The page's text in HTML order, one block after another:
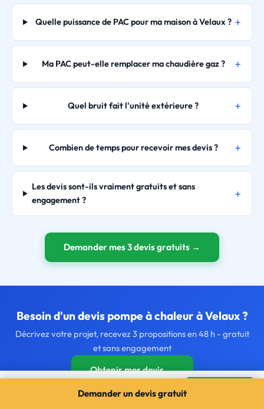
Quelle puissance de PAC pour ma maison à Velaux ?
Ma PAC peut-elle remplacer ma chaudière gaz ?
Quel bruit fait l'unité extérieure ?
Combien de temps pour recevoir mes devis ?
Les devis sont-ils vraiment gratuits et sans
engagement ?
Demander mes 3 devis gratuits →
Besoin d'un devis pompe à chaleur à Velaux ?
Décrivez votre projet, recevez 3 propositions en 48 h - gratuit
et sans engagement
Obtenir mes devis →
3 devis gratuits · sans engagementDemander un devis gratuit